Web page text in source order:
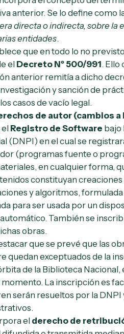
anterior. Se lo define como
directa o indirecta, sobre
entidades.
que en todo lo no
el Decreto Nº 500/991. Ello
anterior remitía a dicho
y sanción de
casos de vacío legal.
de autor (cambios a
el Registro de Software bajo
(DNPI) en el cual se
(programas fuente o
en cualquier forma,
constituyan
y algoritmos,
para ser usada por un
También se
obras.
que se prevé que las
quedan exceptuados de la
de la Biblioteca
momento. La inscripción es
serán resueltos por la
elderecho de